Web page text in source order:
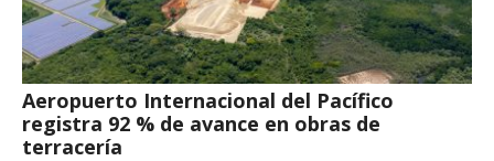
Aeropuerto Internacional del Pacífico
registra 92 % de avance en obras de
terracería